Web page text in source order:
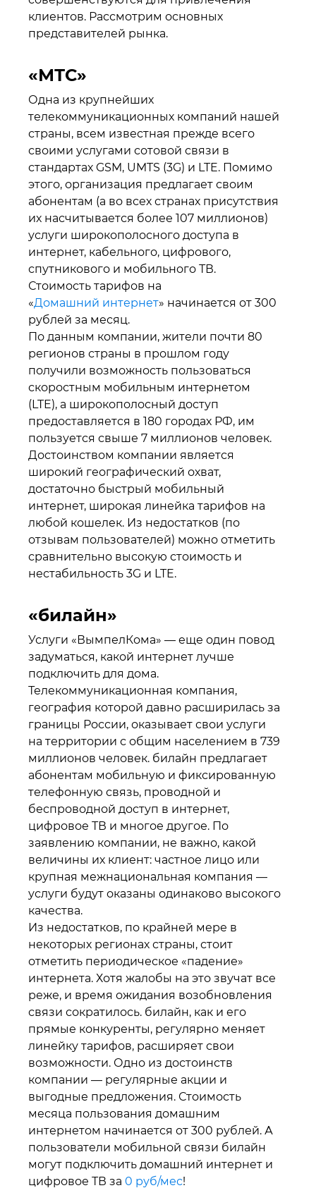
клиентов. Рассмотрим основных
представителей рынка.
«МТС»
Одна из крупнейших
телекоммуникационных компаний нашей
страны, всем известная прежде всего
своими услугами сотовой связи в
стандартах GSM, UMTS (3G) и LTE. Помимо
этого, организация предлагает своим
абонентам (а во всех странах присутствия
их насчитывается более 107 миллионов)
услуги широкополосного доступа в
интернет, кабельного, цифрового,
спутникового и мобильного ТВ.
Стоимость тарифов на
«Домашний интернет» начинается от 300
рублей за месяц.
По данным компании, жители почти 80
регионов страны в прошлом году
получили возможность пользоваться
скоростным мобильным интернетом
(LTE), а широкополосный доступ
предоставляется в 180 городах РФ, им
пользуется свыше 7 миллионов человек.
Достоинством компании является
широкий географический охват,
достаточно быстрый мобильный
интернет, широкая линейка тарифов на
любой кошелек. Из недостатков (по
отзывам пользователей) можно отметить
сравнительно высокую стоимость и
нестабильность 3G и LTE.
«билайн»
Услуги «ВымпелКома» — еще один повод
задуматься, какой интернет лучше
подключить для дома.
Телекоммуникационная компания,
география которой давно расширилась за
границы России, оказывает свои услуги
на территории с общим населением в 739
миллионов человек. билайн предлагает
абонентам мобильную и фиксированную
телефонную связь, проводной и
беспроводной доступ в интернет,
цифровое ТВ и многое другое. По
заявлению компании, не важно, какой
величины их клиент: частное лицо или
крупная межнациональная компания —
услуги будут оказаны одинаково высокого
качества.
Из недостатков, по крайней мере в
некоторых регионах страны, стоит
отметить периодическое «падение»
интернета. Хотя жалобы на это звучат все
реже, и время ожидания возобновления
связи сократилось. билайн, как и его
прямые конкуренты, регулярно меняет
линейку тарифов, расширяет свои
возможности. Одно из достоинств
компании — регулярные акции и
выгодные предложения. Стоимость
месяца пользования домашним
интернетом начинается от 300 рублей. А
пользователи мобильной связи билайн
могут подключить домашний интернет и
цифровое ТВ за 0 руб/мес!